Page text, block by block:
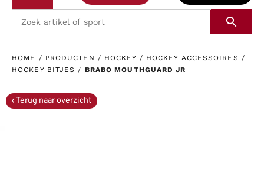
HOME / PRODUCTEN / HOCKEY / HOCKEY ACCESSOIRES /
HOCKEY BITJES / BRABO MOUTHGUARD JR